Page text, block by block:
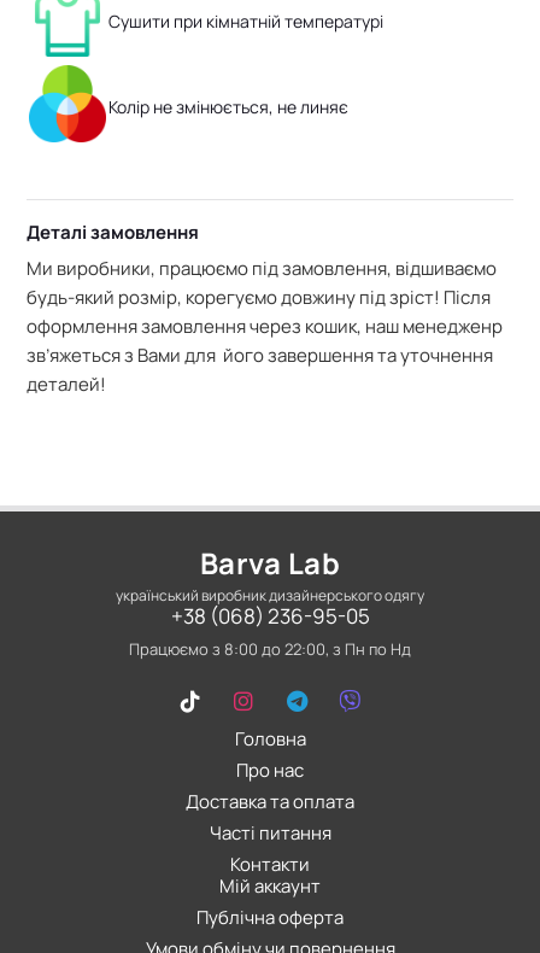
Сушити при кімнатній температурі
Колір не змінюється, не линяє
Деталі замовлення
Ми виробники, працюємо під замовлення, відшиваємо
будь-який розмір, корегуємо довжину під зріст! Після
оформлення замовлення через кошик, наш менедженр
зв’яжеться з Вами для його завершення та уточнення
деталей!
Barva Lab
український виробник дизайнерського одягу
Головна
Про нас
Доставка та оплата
Часті питання
Контакти
Мій аккаунт
Публічна оферта
+38 (068) 236-95-05
Працюємо з 8:00 до 22:00, з Пн по Нд